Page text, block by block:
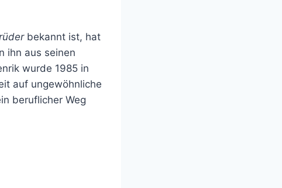
bekannt ist, hat
ihn aus seinen
wurde 1985 in
auf ungewöhnliche
beruflicher Weg